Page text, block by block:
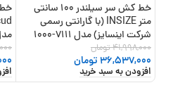
خط کش سر سیلندر 100 سانتی
متر INSIZE (با گارانتی رسمی
شرکت اینسایز) مدل 7111-1000
41,998,000تومان
36,537,000تومان
افزودن به سبد خرید
مدل